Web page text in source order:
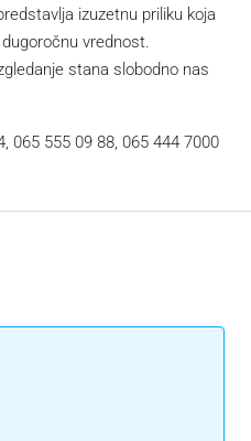
izuzetnu priliku koja
vrednost.
stana slobodno nas
065 555 09 88, 065 444 7000